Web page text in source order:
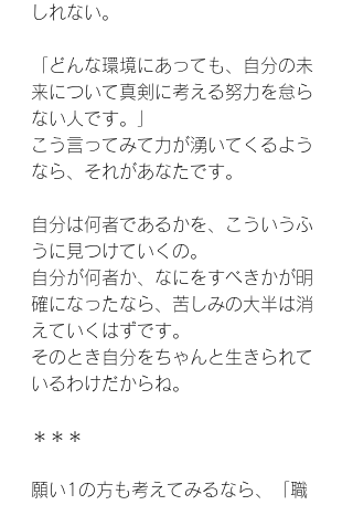
しれない。
「どんな環境にあっても、自分の未
来について真剣に考える努力を怠ら
ない人です。」
こう言ってみて力が湧いてくるよう
なら、それがあなたです。
自分は何者であるかを、こういうふ
うに見つけていくの。
自分が何者か、なにをすべきかが明
確になったなら、苦しみの大半は消
えていくはずです。
そのとき自分をちゃんと生きられて
いるわけだからね。
＊＊＊
願い1の方も考えてみるなら、「職